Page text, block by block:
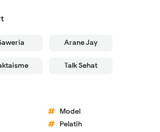
Arane Jay
Talk Sehat
Model
Pelatih